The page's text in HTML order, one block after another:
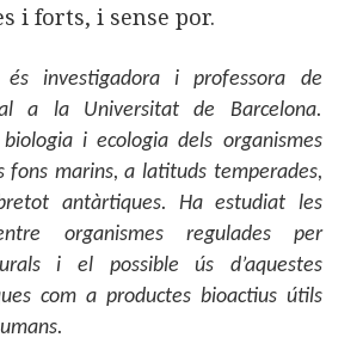
i forts, i sense por.
és investigadora i professora de
a la Universitat de Barcelona.
i ecologia dels organismes
fons marins, a latituds temperades,
antàrtiques. Ha estudiat les
organismes regulades per
i el possible ús d’aquestes
com a productes bioactius útils